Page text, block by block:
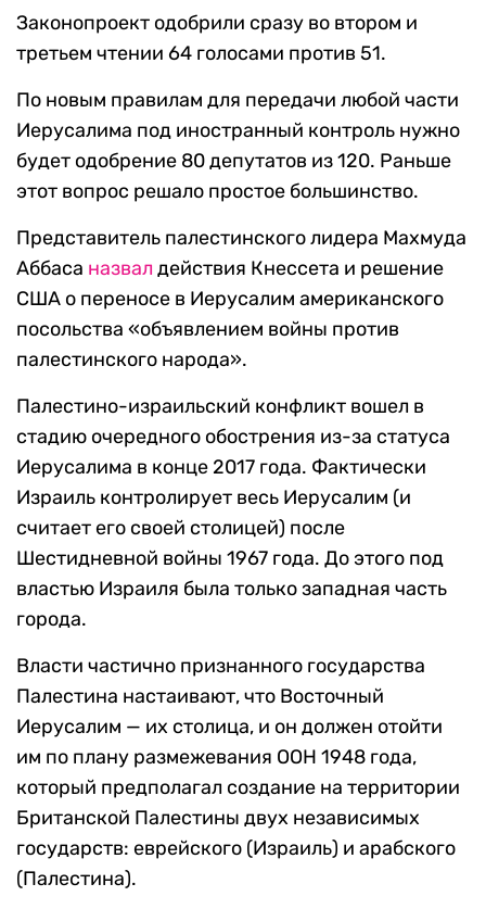
Законопроект одобрили сразу во втором и
третьем чтении 64 голосами против 51.
По новым правилам для передачи любой части
Иерусалима под иностранный контроль нужно
будет одобрение 80 депутатов из 120. Раньше
этот вопрос решало простое большинство.
Представитель палестинского лидера Махмуда
Аббаса назвал действия Кнессета и решение
США о переносе в Иерусалим американского
посольства «объявлением войны против
палестинского народа».
Палестино-израильский конфликт вошел в
стадию очередного обострения из-за статуса
Иерусалима в конце 2017 года. Фактически
Израиль контролирует весь Иерусалим (и
считает его своей столицей) после
Шестидневной войны 1967 года. До этого под
властью Израиля была только западная часть
города.
Власти частично признанного государства
Палестина настаивают, что Восточный
Иерусалим — их столица, и он должен отойти
им по плану размежевания ООН 1948 года,
который предполагал создание на территории
Британской Палестины двух независимых
государств: еврейского (Израиль) и арабского
(Палестина).